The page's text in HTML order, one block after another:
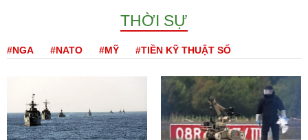
THỜI SỰ
#NGA #NATO #MỸ #TIỀN KỸ THUẬT SỐ